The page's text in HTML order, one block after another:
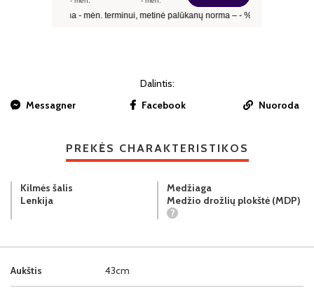
Dalintis:
Messagner
Facebook Nuoroda
PREKĖS CHARAKTERISTIKOS
Aukštis 43cm
Kilmės šalis
Lenkija
Medžiaga
Medžio drožlių plokštė (MDP)
?